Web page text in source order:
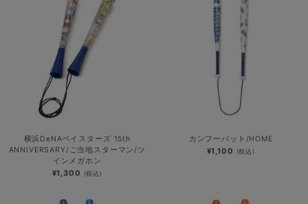
横浜DeNAベイスターズ 15th
ANNIVERSARY/ご当地スターマン/ツ
インメガホン
¥1,300 (税込)
カンフーバット/HOME
¥1,100 (税込)